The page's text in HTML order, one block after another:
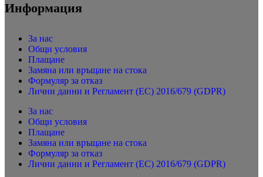
Информация
За нас
Общи условия
Плащане
Замяна или връщане на стока
Формуляр за отказ
Лични данни и Регламент (ЕС) 2016/679 (GDPR)
За нас
Общи условия
Плащане
Замяна или връщане на стока
Формуляр за отказ
Лични данни и Регламент (ЕС) 2016/679 (GDPR)